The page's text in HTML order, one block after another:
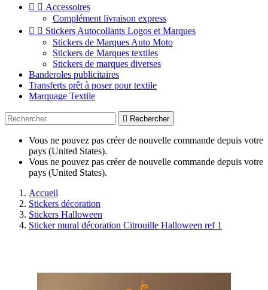
  Accessoires
Complément livraison express
  Stickers Autocollants Logos et Marques
Stickers de Marques Auto Moto
Stickers de Marques textiles
Stickers de marques diverses
Banderoles publicitaires
Transferts prêt à poser pour textile
Marquage Textile
 Rechercher
Vous ne pouvez pas créer de nouvelle commande depuis votre
pays (United States).
Vous ne pouvez pas créer de nouvelle commande depuis votre
pays (United States).
Accueil
Stickers décoration
Stickers Halloween
Sticker mural décoration Citrouille Halloween ref 1